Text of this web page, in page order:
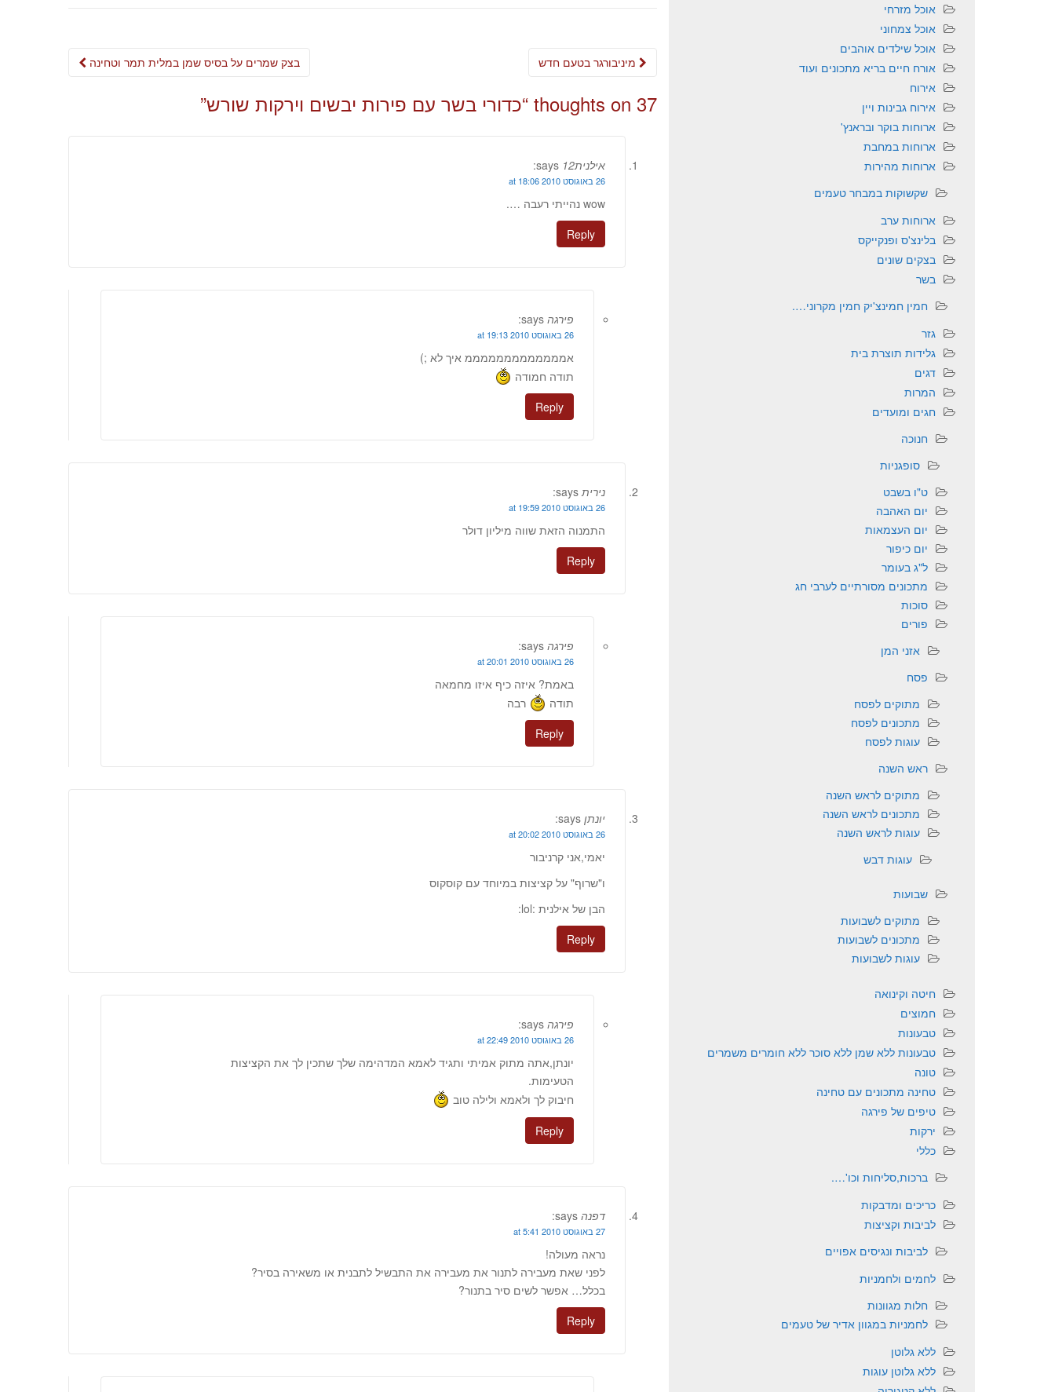
Post
בצק שמרים על בסיס שמן במלית תמר וטחינה
37 thoughts on “ כדורי בשר עם פירות יבשים וירקות שורש”
אילנית12 says:
26 באוגוסט 2010 at 18:06
wow נהייתי רעבה ….
Reply
פירגה says:
26 באוגוסט 2010 at 19:13
אמממממממממממממ איך לא ;)
תודה חמודה
Reply
נירית says:
26 באוגוסט 2010 at 19:59
התמנוה הזאת שווה מיליון דולר
Reply
פירגה says:
26 באוגוסט 2010 at 20:01
באמת? איזה כיף איזו מחמאה
תודה
רבה
Reply
יונתן says:
26 באוגוסט 2010 at 20:02
יאמי,אני קרניבור
ו"שרוף" על קציצות במיוחד עם קוסקוס
הבן של אילנית :lol:
Reply
פירגה says:
26 באוגוסט 2010 at 22:49
יונתן,אתה מתוק אמיתי ותגיד לאמא המדהימה שלך שתכין לך את הקציצות
הטעימות.
חיבוק לך ולאמא ולילה טוב
Reply
דפנה says:
27 באוגוסט 2010 at 5:41
נראה מעולה!
לפני שאת מעבירה לתנור את מעבירה את התבשיל לתבנית או משאירה בסיר?
בכלל… אפשר לשים סיר בתנור?
Reply
אוכל מזרחי
אוכל צמחוני
אוכל שילדים אוהבים
אורח חיים בריא מתכונים ועוד
אירוח
אירוח גבינות ויין
ארוחות בוקר ובראנץ'
ארוחות במחבת
ארוחות מהירות
שקשוקות במבחר טעמים
ארוחות ערב
בלינצ'ס ופנקייקס
בצקים שונים
בשר
חמין חמינצ'יק חמין מקרוני….
גזר
גלידות תוצרת בית
דגים
המרות
חגים ומועדים
חנוכה
סופגניות
ט"ו בשבט
יום האהבה
יום העצמאות
יום כיפור
ל"ג בעומר
מתכונים מסורתיים לערבי חג
סוכות
פורים
אזני המן
פסח
מתוקים לפסח
מתכונים לפסח
עוגות לפסח
ראש השנה
מתוקים לראש השנה
מתכונים לראש השנה
עוגות לראש השנה
עוגות דבש
שבועות
מתוקים לשבועות
מתכונים לשבועות
עוגות לשבועות
חיטה וקינואה
חמוצים
טבעונות
טבעונות ללא שמן ללא סוכר ללא חומרים משמרים
טונה
טחינה מתכונים עם טחינה
טיפים של פירגה
ירקות
כללי
ברכות,סליחות וכו'….
כריכים ומדבקות
לביבות וקציצות
לביבות ונגיסים אפויים
לחמים ולחמניות
חלות מגוונות
לחמניות במגוון אדיר של טעמים
ללא גלוטן
ללא גלוטן עוגות